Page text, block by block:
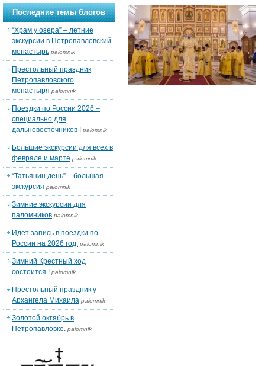
Последние темы блогов
“Храм у озера” – летние
экскурсии в Петропавловский
монастырь palomnik
Престольный праздник
Петропавловского
монастыря palomnik
Поездки по России 2026 –
специально для
дальневосточников ! palomnik
Большие экскурсии для всех в
феврале и марте palomnik
“Татьянин день” – большая
экскурсия palomnik
Зимние экскурсии для
паломников palomnik
Идет запись в поездки по
России на 2026 год. palomnik
Зимний Крестный ход
состоится ! palomnik
Престольный праздник у
Архангела Михаила palomnik
Золотой октябрь в
Петропавловке. palomnik